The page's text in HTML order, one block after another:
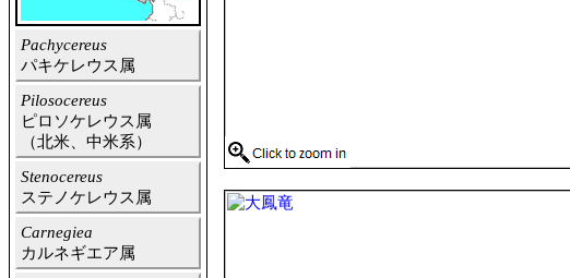
Pachycereus
パキケレウス属
Pilosocereus
ピロソケレウス属
（北米、中米系）
Stenocereus
ステノケレウス属
Carnegiea
カルネギエア属